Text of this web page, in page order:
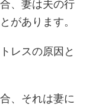
、妻は夫の行
があります。
レスの原因と
、それは妻に